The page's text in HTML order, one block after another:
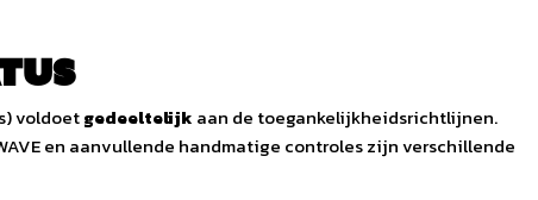
voldoetgedeeltelijk aan de toegankelijkheidsrichtlijnen.
en aanvullende handmatige controles zijn verschillende